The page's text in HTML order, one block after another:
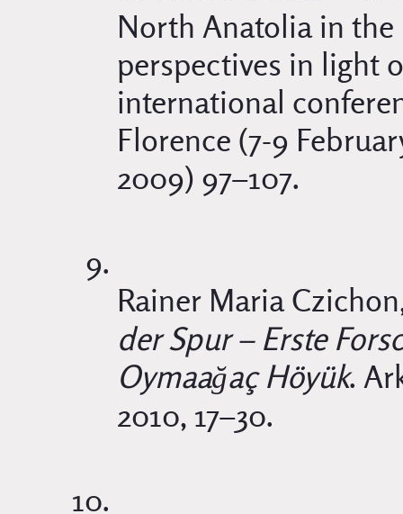
North Anatolia in
perspectives in light
international
Florence (7-9
2009) 97–107.
Rainer Maria
der Spur – Erste
Oymaağaç Höyük.
2010, 17–30.